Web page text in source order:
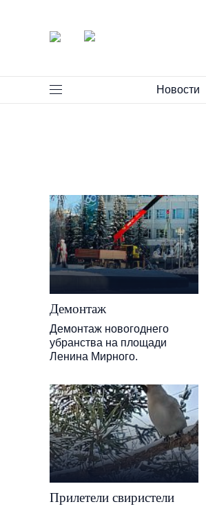
Новости
Демонтаж
Демонтаж новогоднего
убранства на площади
Ленина Мирного.
Прилетели свиристели